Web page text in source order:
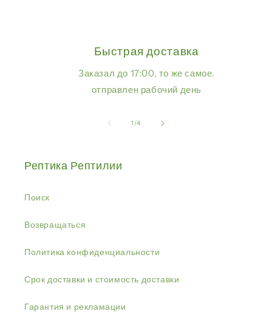
Быстрая доставка
Заказал до 17:00, то же самое.
отправлен рабочий день
1 /из
4
Рептика Рептилии
Поиск
Возвращаться
Политика конфиденциальности
Срок доставки и стоимость доставки
Гарантия и рекламации